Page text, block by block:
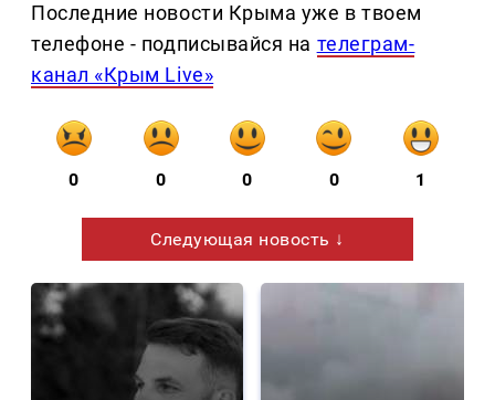
Последние новости Крыма уже в твоем
телефоне - подписывайся на телеграм-
канал «Крым Live»
0 0 0 0 1
Следующая новость ↓